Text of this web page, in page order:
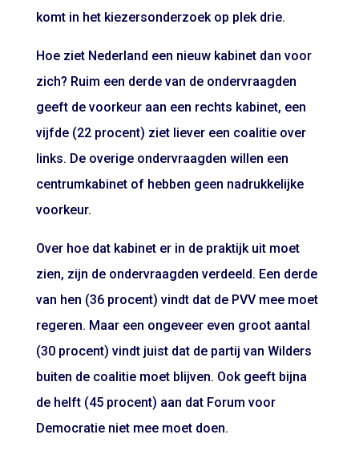
komt in het kiezersonderzoek op plek drie.
Hoe ziet Nederland een nieuw kabinet dan voor
zich? Ruim een derde van de ondervraagden
geeft de voorkeur aan een rechts kabinet, een
vijfde (22 procent) ziet liever een coalitie over
links. De overige ondervraagden willen een
centrumkabinet of hebben geen nadrukkelijke
voorkeur.
Over hoe dat kabinet er in de praktijk uit moet
zien, zijn de ondervraagden verdeeld. Een derde
van hen (36 procent) vindt dat de PVV mee moet
regeren. Maar een ongeveer even groot aantal
(30 procent) vindt juist dat de partij van Wilders
buiten de coalitie moet blijven. Ook geeft bijna
de helft (45 procent) aan dat Forum voor
Democratie niet mee moet doen.